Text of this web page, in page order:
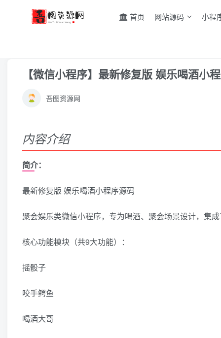
首页 网站源码 小程
【微信小程序】最新修复版 娱乐喝酒小
吾图资源网
内容介绍
简介：
最新修复版 娱乐喝酒小程序源码
聚会娱乐类微信小程序，专为喝酒、聚会场景设计，集
核心功能模块（共9大功能）：
摇骰子
咬手鳄鱼
喝酒大哥